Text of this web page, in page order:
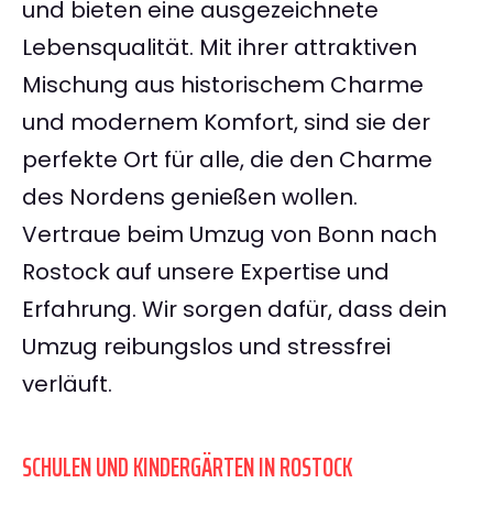
und bieten eine ausgezeichnete
Lebensqualität. Mit ihrer attraktiven
Mischung aus historischem Charme
und modernem Komfort, sind sie der
perfekte Ort für alle, die den Charme
des Nordens genießen wollen.
Vertraue beim Umzug von Bonn nach
Rostock auf unsere Expertise und
Erfahrung. Wir sorgen dafür, dass dein
Umzug reibungslos und stressfrei
verläuft.
SCHULEN UND KINDERGÄRTEN IN ROSTOCK